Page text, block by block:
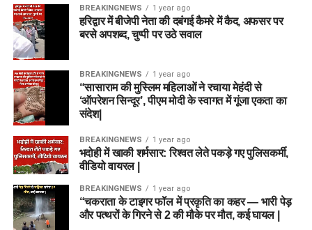
BREAKINGNEWS 1 year ago
हरिद्वार में बीजेपी नेता की दबंगई कैमरे में कैद, अफसर पर
बरसे अपशब्द, चुप्पी पर उठे सवाल
BREAKINGNEWS 1 year ago
“सासाराम की मुस्लिम महिलाओं ने रचाया मेहंदी से
‘ऑपरेशन सिन्दूर’, पीएम मोदी के स्वागत में गूंजा एकता का
संदेश|
BREAKINGNEWS 1 year ago
भदोही में खाकी शर्मसार: रिश्वत लेते पकड़े गए पुलिसकर्मी,
वीडियो वायरल |
BREAKINGNEWS 1 year ago
“चकराता के टाइगर फॉल में प्रकृति का कहर — भारी पेड़
और पत्थरों के गिरने से 2 की मौके पर मौत, कई घायल |